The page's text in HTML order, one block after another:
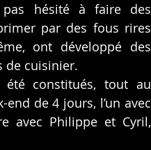
pas hésité à faire des
par des fous rires
ont développé des
de cuisinier.
constitués, tout au
end de 4 jours, l’un avec
avec Philippe et Cyril,